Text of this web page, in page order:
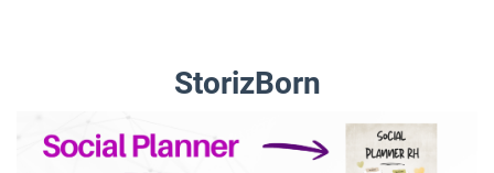
StorizBorn